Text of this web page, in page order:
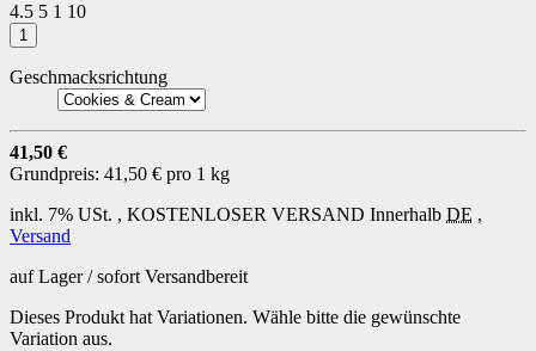
4.5 5 1 10
Geschmacksrichtung
41,50 €
Grundpreis: 41,50 € pro 1 kg
inkl. 7% USt. , KOSTENLOSER VERSAND Innerhalb DE ,
Versand
auf Lager / sofort Versandbereit
Dieses Produkt hat Variationen. Wähle bitte die gewünschte
Variation aus.